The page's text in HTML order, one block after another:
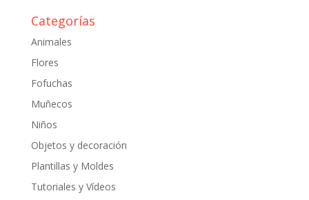
Categorías
Animales
Flores
Fofuchas
Muñecos
Niños
Objetos y decoración
Plantillas y Moldes
Tutoriales y Vídeos